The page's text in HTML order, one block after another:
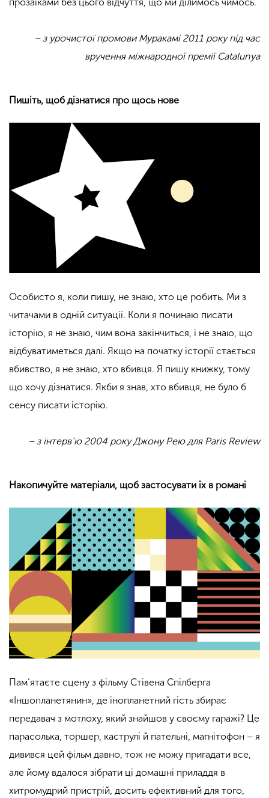
– з урочистої промови Муракамі 2011 року під час
вручення міжнародної премії Catalunya
Пишіть, щоб дізнатися про щось нове
Особисто я, коли пишу, не знаю, хто це робить. Ми з
читачами в одній ситуації. Коли я починаю писати
історію, я не знаю, чим вона закінчиться, і не знаю, що
відбуватиметься далі. Якщо на початку історії стається
вбивство, я не знаю, хто вбивця. Я пишу книжку, тому
що хочу дізнатися. Якби я знав, хто вбивця, не було б
сенсу писати історію.
– з інтерв’ю 2004 року Джону Рею для Paris Review
Накопичуйте матеріали, щоб застосувати їх в романі
Пам’ятаєте сцену з фільму Стівена Спілберга
«Іншопланетянин», де інопланетний гість збирає
передавач з мотлоху, який знайшов у своєму гаражі? Це
парасолька, торшер, каструлі й пательні, магнітофон – я
дивився цей фільм давно, тож не можу пригадати все,
але йому вдалося зібрати ці домашні приладдя в
хитромудрий пристрій, досить ефективний для того,